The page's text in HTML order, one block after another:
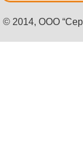
© 2014, ООО